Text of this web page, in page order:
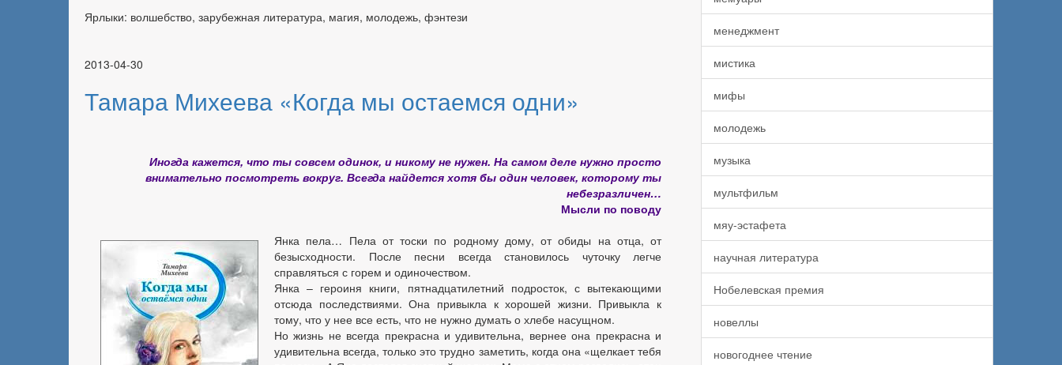
Ярлыки: волшебство, зарубежная литература, магия, молодежь, фэнтези
2013-04-30
Тамара Михеева «Когда мы остаемся одни»
Иногда кажется, что ты совсем одинок, и никому не нужен. На самом деле нужно просто
внимательно посмотреть вокруг. Всегда найдется хотя бы один человек, которому ты
небезразличен…
Мысли по поводу
Янка пела… Пела от тоски по родному дому, от обиды на отца, от
безысходности. После песни всегда становилось чуточку легче
справляться с горем и одиночеством.
Янка – героиня книги, пятнадцатилетний подросток, с вытекающими
отсюда последствиями. Она привыкла к хорошей жизни. Привыкла к
тому, что у нее все есть, что не нужно думать о хлебе насущном.
Но жизнь не всегда прекрасна и удивительна, вернее она прекрасна и
удивительна всегда, только это трудно заметить, когда она «щелкает тебя
менеджмент
мистика
мифы
молодежь
музыка
мультфильм
мяу-эстафета
научная литература
Нобелевская премия
новеллы
новогоднее чтение